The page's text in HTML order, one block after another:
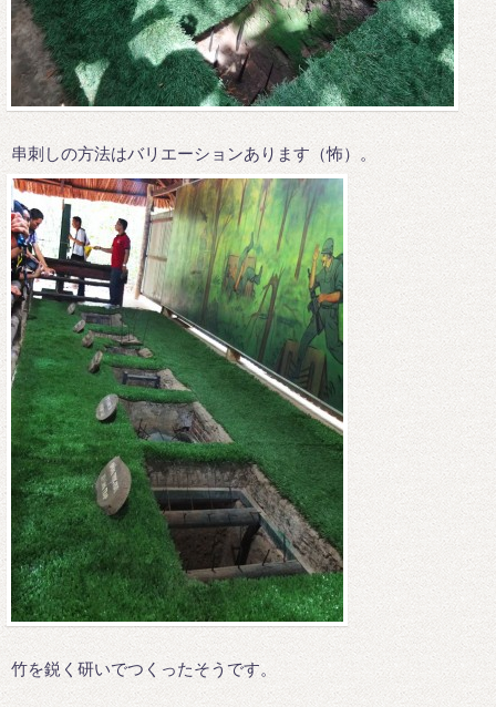
串刺しの方法はバリエーションあります（怖）。
竹を鋭く研いでつくったそうです。